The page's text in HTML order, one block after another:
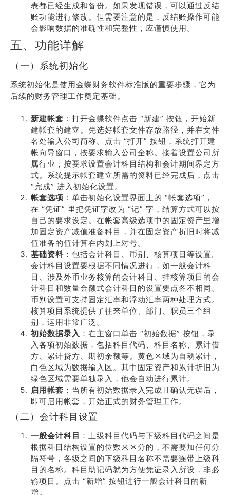
表都已经生成和备份。如果发现错误，可以通过反结
账功能进行修改。但需要注意的是，反结账操作可能
会影响数据的准确性和完整性，应谨慎使用。
五、功能详解
（一）系统初始化
系统初始化是使用金蝶财务软件标准版的重要步骤，它为
后续的财务管理工作奠定基础。
新建帐套 ：打开金蝶软件点击 “新建” 按钮，开始新
建帐套的建立。先选好帐套文件存放路径，并在文件
名处输入公司简称。点击 “打开” 按钮，系统打开建
帐向导窗口，按要求输入公司全称。接着设置公司所
属行业，按要求设置会计科目结构和会计期间界定方
式。系统提示帐套建立所需的资料已经完成后，点击
“完成” 进入初始化设置。
帐套选项 ：单击初始化设置界面上的 “帐套选项”，
在 “凭证” 里把凭证字改为 “记” 字，结算方式可以按
自己的要求设定。在帐套高级选项中的固定资产里增
加固定资产减值准备科目，并在固定资产折旧时将减
值准备的值计算在内划上对号。
基础资料 ：包括会计科目、币别、核算项目等设置。
会计科目设置要根据不同情况进行，如一般会计科
目、涉及外币业务核算的会计科目、挂核算项目的会
计科目和数量金额式会计科目的设置要点各不相同。
币别设置可支持固定汇率和浮动汇率两种处理方式。
核算项目系统提供了往来单位、部门、职员三个组
别，运用非常广泛。
初始数据录入 ：在主窗口单击 “初始数据” 按钮，录
入各项初始数据，包括科目代码、科目名称、累计借
方、累计贷方、期初余额等。黄色区域为自动累计，
白色区域为数据输入区。其中固定资产和累计折旧为
绿色区域需要单独录入，他会自动进行累计。
启用帐套 ：当所有初始数据录入完成且确认无误后，
即可启用帐套，开始正式的财务管理工作。
（二）会计科目设置
一般会计科目 ：上级科目代码与下级科目代码之间是
根据科目结构设置的位数来区分的，不需要加任何分
隔符号，各级之间的下级科目名称不需要连带上级科
目的名称。科目助记码就为方便凭证录入所设，非必
输项目。点击 “新增” 按钮进行一般会计科目的新
增。